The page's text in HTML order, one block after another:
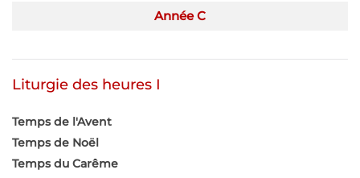
Année C
Liturgie des heures I
Temps de l'Avent
Temps de Noël
Temps du Carême